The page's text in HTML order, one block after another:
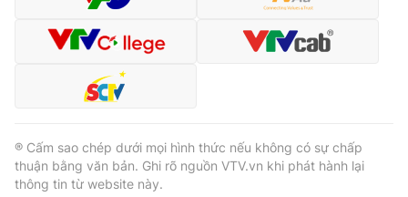
® Cấm sao chép dưới mọi hình thức nếu không có sự chấp
thuận bằng văn bản. Ghi rõ nguồn VTV.vn khi phát hành lại
thông tin từ website này.